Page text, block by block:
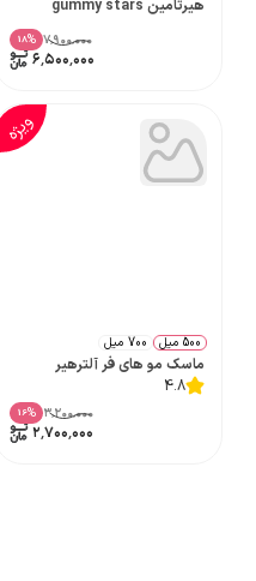
هیرتامین gummy stars
۷٬۹۰۰٬۰۰۰ %
18
۶٬۵۰۰٬۰۰۰
ویژه
500 میل 700 میل
ماسک مو های فر آلترهیر
4.8
۳٬۲۰۰٬۰۰۰ %
16
۲٬۷۰۰٬۰۰۰